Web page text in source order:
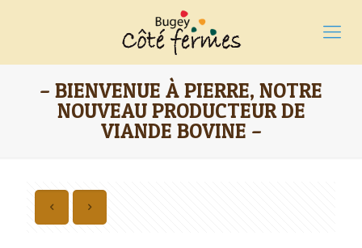
– BIENVENUE À PIERRE, NOTRE
NOUVEAU PRODUCTEUR DE
VIANDE BOVINE –